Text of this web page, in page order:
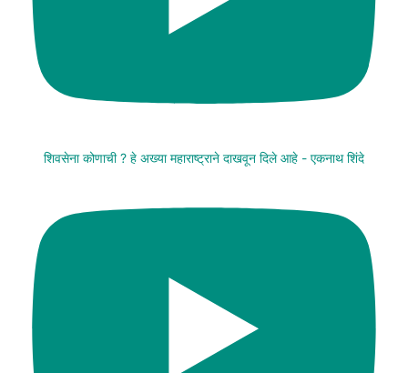
शिवसेना कोणाची ? हे अख्या महाराष्ट्राने दाखवून दिले आहे - एकनाथ शिंदे